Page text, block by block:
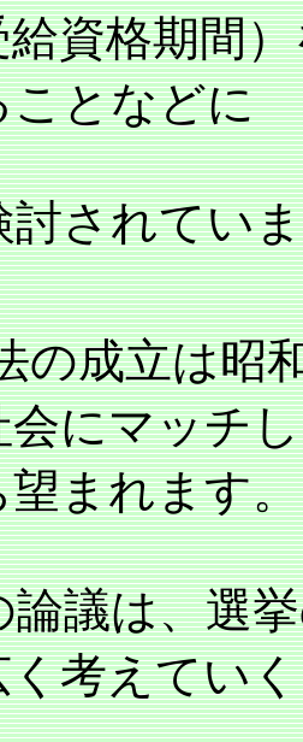
資格期間
ことなどに
討されてい
の成立は昭
にマッチ
まれます。
論議は、選
く考えてい